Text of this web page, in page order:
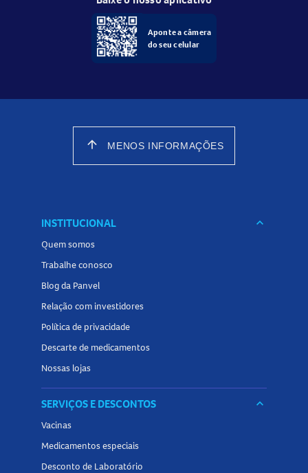
Aponte a câmera
do seu celular
arrow_upward MENOS INFORMAÇÕES
INSTITUCIONAL keyboard_arrow_down
Quem somos
Trabalhe conosco
Blog da Panvel
Relação com investidores
Política de privacidade
Descarte de medicamentos
Nossas lojas
SERVIÇOS E DESCONTOS keyboard_arrow_down
Vacinas
Medicamentos especiais
Desconto de Laboratório